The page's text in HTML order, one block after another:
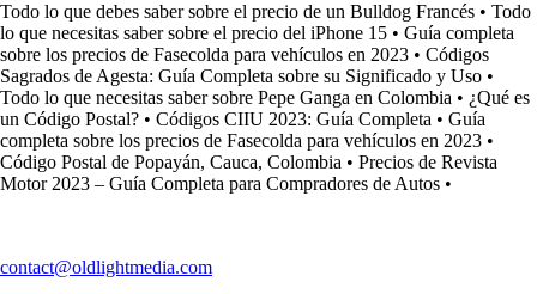
Todo lo que debes saber sobre el precio de un Bulldog Francés • Todo
lo que necesitas saber sobre el precio del iPhone 15 • Guía completa
sobre los precios de Fasecolda para vehículos en 2023 • Códigos
Sagrados de Agesta: Guía Completa sobre su Significado y Uso •
Todo lo que necesitas saber sobre Pepe Ganga en Colombia • ¿Qué es
un Código Postal? • Códigos CIIU 2023: Guía Completa • Guía
completa sobre los precios de Fasecolda para vehículos en 2023 •
Código Postal de Popayán, Cauca, Colombia • Precios de Revista
Motor 2023 – Guía Completa para Compradores de Autos •
contact@oldlightmedia.com